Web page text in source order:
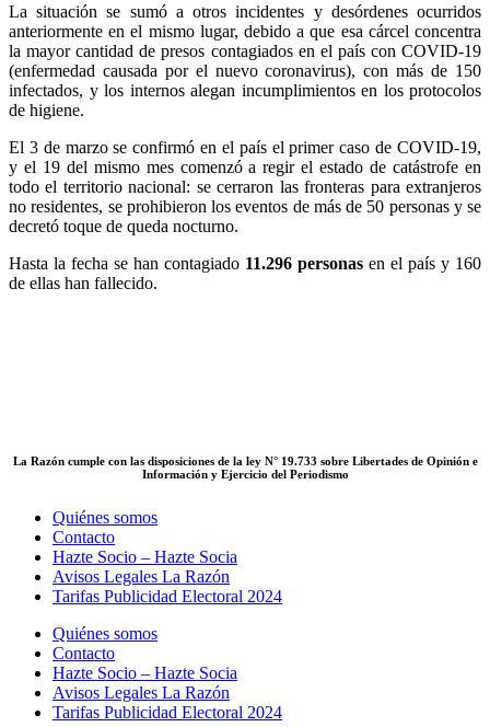
La situación se sumó a otros incidentes y desórdenes ocurridos
anteriormente en el mismo lugar, debido a que esa cárcel concentra
la mayor cantidad de presos contagiados en el país con COVID-19
(enfermedad causada por el nuevo coronavirus), con más de 150
infectados, y los internos alegan incumplimientos en los protocolos
de higiene.
El 3 de marzo se confirmó en el país el primer caso de COVID-19,
y el 19 del mismo mes comenzó a regir el estado de catástrofe en
todo el territorio nacional: se cerraron las fronteras para extranjeros
no residentes, se prohibieron los eventos de más de 50 personas y se
decretó toque de queda nocturno.
Hasta la fecha se han contagiado 11.296 personas en el país y 160
de ellas han fallecido.
La Razón cumple con las disposiciones de la ley N° 19.733 sobre Libertades de Opinión e
Información y Ejercicio del Periodismo
Quiénes somos
Contacto
Hazte Socio – Hazte Socia
Avisos Legales La Razón
Tarifas Publicidad Electoral 2024
Quiénes somos
Contacto
Hazte Socio – Hazte Socia
Avisos Legales La Razón
Tarifas Publicidad Electoral 2024